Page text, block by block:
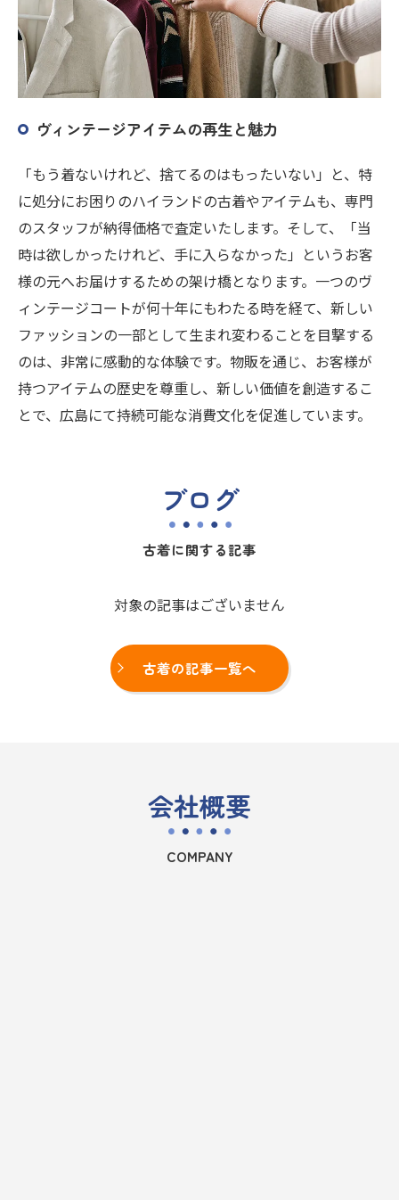
ヴィンテージアイテムの再生と魅力
「もう着ないけれど、捨てるのはもったいない」と、特
に処分にお困りのハイランドの古着やアイテムも、専門
のスタッフが納得価格で査定いたします。そして、「当
時は欲しかったけれど、手に入らなかった」というお客
様の元へお届けするための架け橋となります。一つのヴ
ィンテージコートが何十年にもわたる時を経て、新しい
ファッションの一部として生まれ変わることを目撃する
のは、非常に感動的な体験です。物販を通じ、お客様が
持つアイテムの歴史を尊重し、新しい価値を創造するこ
とで、広島にて持続可能な消費文化を促進しています。
ブログ
古着に関する記事
対象の記事はございません
古着の記事一覧へ
会社概要
COMPANY